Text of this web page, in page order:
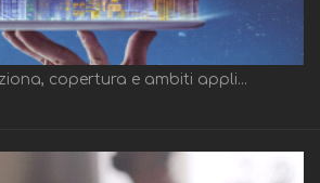
copertura e ambiti appli...